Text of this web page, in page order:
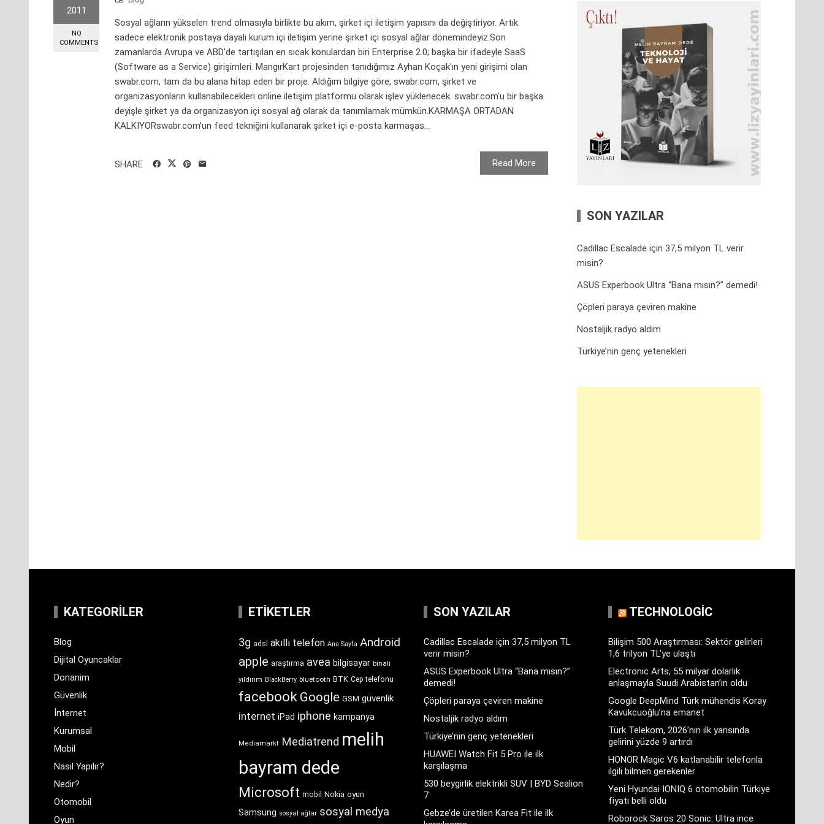
2011
NO
COMMENTS
Sosyal ağların yükselen trend olmasıyla birlikte bu akım, şirket içi iletişim yapısını da değiştiriyor. Artık
sadece elektronik postaya dayalı kurum içi iletişim yerine şirket içi sosyal ağlar dönemindeyiz.Son
zamanlarda Avrupa ve ABD'de tartışılan en sıcak konulardan biri Enterprise 2.0; başka bir ifadeyle SaaS
(Software as a Service) girişimleri. MangırKart projesinden tanıdığımız Ayhan Koçak'ın yeni girişimi olan
swabr.com, tam da bu alana hitap eden bir proje. Aldığım bilgiye göre, swabr.com, şirket ve
organizasyonların kullanabilecekleri online iletişim platformu olarak işlev yüklenecek. swabr.com'u bir başka
deyişle şirket ya da organizasyon içi sosyal ağ olarak da tanımlamak mümkün.KARMAŞA ORTADAN
KALKIYORswabr.com'un feed tekniğini kullanarak şirket içi e-posta karmaşas...
Read More
SHARE
SON YAZILAR
Cadillac Escalade için 37,5 milyon TL verir
misin?
ASUS Experbook Ultra “Bana mısın?” demedi!
Çöpleri paraya çeviren makine
Nostaljik radyo aldım
Türkiye’nin genç yetenekleri
KATEGORILER
Blog
Dijital Oyuncaklar
Donanim
Güvenlik
İnternet
Kurumsal
Mobil
Nasıl Yapılır?
Nedir?
Otomobil
Oyun
ETIKETLER
3g adsl akıllı telefon Ana Sayfa Android
apple araştırma avea bilgisayar binali
yıldırım BlackBerry bluetooth BTK Cep telefonu
facebook Google GSM güvenlik
internet iPad iphone kampanya
Mediamarkt Mediatrend melih
bayram dede
Microsoft mobil Nokia oyun
Samsung sosyal ağlar sosyal medya
SON YAZILAR
Cadillac Escalade için 37,5 milyon TL
verir misin?
ASUS Experbook Ultra “Bana mısın?”
demedi!
Çöpleri paraya çeviren makine
Nostaljik radyo aldım
Türkiye’nin genç yetenekleri
HUAWEI Watch Fit 5 Pro ile ilk
karşılaşma
530 beygirlik elektrikli SUV | BYD Sealion
7
Gebze’de üretilen Karea Fit ile ilk
TECHNOLOGIC
Bilişim 500 Araştırması: Sektör gelirleri
1,6 trilyon TL’ye ulaştı
Electronic Arts, 55 milyar dolarlık
anlaşmayla Suudi Arabistan’ın oldu
Google DeepMind Türk mühendis Koray
Kavukcuoğlu’na emanet
Türk Telekom, 2026’nın ilk yarısında
gelirini yüzde 9 artırdı
HONOR Magic V6 katlanabilir telefonla
ilgili bilmen gerekenler
Yeni Hyundai IONIQ 6 otomobilin Türkiye
fiyatı belli oldu
Roborock Saros 20 Sonic: Ultra ince